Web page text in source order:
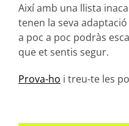
Així amb una llista
tenen la seva
a poc a poc podràs
que et sentis segur.
Prova-ho i treu-te les